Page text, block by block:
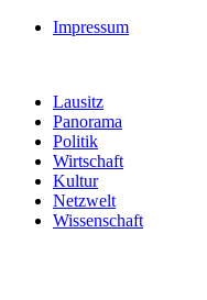
Impressum
Lausitz
Panorama
Politik
Wirtschaft
Kultur
Netzwelt
Wissenschaft